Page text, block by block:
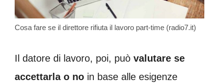
Cosa fare se il direttore rifiuta il lavoro part-time (radio7.it)
Il datore di lavoro, poi, può valutare se
accettarla o no in base alle esigenze